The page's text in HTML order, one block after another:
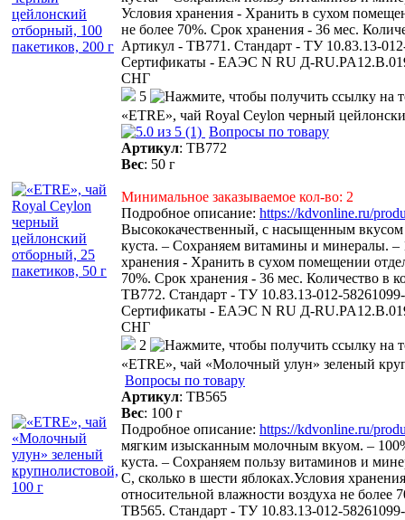
Условия хранения - Хранить в сухом
не более 70%. Срок хранения - 36 мес.
Артикул - ТВ771. Стандарт - ТУ 10.83.13-
Сертификаты - ЕАЭС N RU Д-
СНГ
5
«ETRE», чай Royal Ceylon черный
(1) Вопросы по товару
Артикул: ТВ772
Вес: 50 г
Минимальное заказываемое кол-во: 2
Подробное описание: https://kdvonline.ru/
Высококачественный, с насыщенным
куста. – Сохраняем витамины и минералы.
хранения - Хранить в сухом помещении
70%. Срок хранения - 36 мес. Количество в
ТВ772. Стандарт - ТУ 10.83.13-012-
Сертификаты - ЕАЭС N RU Д-
СНГ
2
«ETRE», чай «Молочный улун» зеленый
Вопросы по товару
Артикул: ТВ565
Вес: 100 г
Подробное описание: https://kdvonline.ru/
мягким изысканным молочным вкуом. –
куста. – Сохраняем пользу витаминов и
С, сколько в шести яблоках.Условия
относительной влажности воздуха не
ТВ565. Стандарт - ТУ 10.83.13-012-